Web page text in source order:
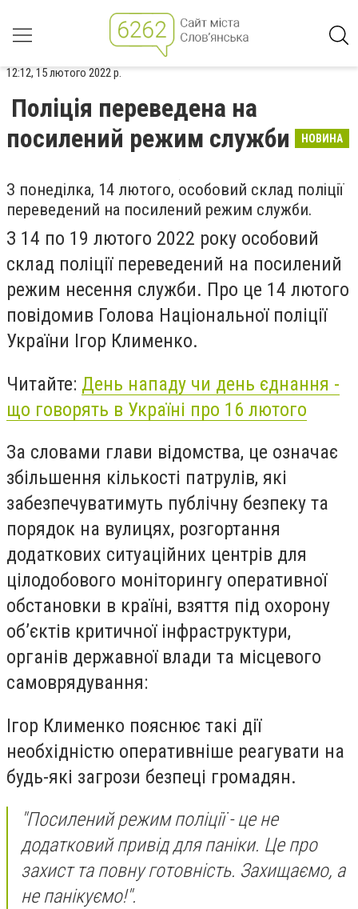
12:12, 15 лютого 2022 р.
Поліція переведена на
посилений режим служби
НОВИНА
З понеділка, 14 лютого, особовий склад поліції
переведений на посилений режим служби.
З 14 по 19 лютого 2022 року особовий
склад поліції переведений на посилений
режим несення служби. Про це 14 лютого
повідомив Голова Національної поліції
України Ігор Клименко.
Читайте: День нападу чи день єднання -
що говорять в Україні про 16 лютого
За словами глави відомства, це означає
збільшення кількості патрулів, які
забезпечуватимуть публічну безпеку та
порядок на вулицях, розгортання
додаткових ситуаційних центрів для
цілодобового моніторингу оперативної
обстановки в країні, взяття під охорону
об’єктів критичної інфраструктури,
органів державної влади та місцевого
самоврядування:
Ігор Клименко пояснює такі дії
необхідністю оперативніше реагувати на
будь-які загрози безпеці громадян.
"Посилений режим поліції - це не
додатковий привід для паніки. Це про
захист та повну готовність. Захищаємо, а
не панікуємо!".